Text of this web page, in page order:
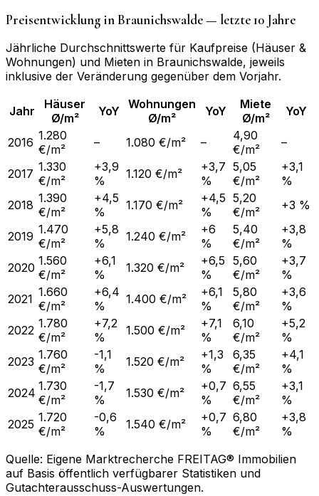
Preisentwicklung inBraunichswalde— letzte 10 Jahre
Jährliche Durchschnittswerte für Kaufpreise (Häuser &
Wohnungen) und Mieten in Braunichswalde, jeweils
inklusive der Veränderung gegenüber dem Vorjahr.
Jahr
Häuser
Ø/m²
YoY
Wohnungen
Ø/m²
YoY
Miete
Ø/m²
YoY
2016 1.280
€/m²
– 1.080 €/m² –
4,90
€/m²
–
2017 1.330
€/m²
+3,9
%
1.120 €/m²
+3,7
%
5,05
€/m²
+3,1
%
2018 1.390
€/m²
+4,5
%
1.170 €/m²
+4,5
%
5,20
€/m²
+3 %
2019 1.470
€/m²
+5,8
%
1.240 €/m²
+6
%
5,40
€/m²
+3,8
%
2020 1.560
€/m²
+6,1
%
1.320 €/m²
+6,5
%
5,60
€/m²
+3,7
%
2021 1.660
€/m²
+6,4
%
1.400 €/m²
+6,1
%
5,80
€/m²
+3,6
%
2022 1.780
€/m²
+7,2
%
1.500 €/m²
+7,1
%
6,10
€/m²
+5,2
%
2023 1.760
€/m²
-1,1
%
1.520 €/m²
+1,3
%
6,35
€/m²
+4,1
%
2024 1.730
€/m²
-1,7
%
1.530 €/m²
+0,7
%
6,55
€/m²
+3,1
%
2025 1.720
€/m²
-0,6
%
1.540 €/m²
+0,7
%
6,80
€/m²
+3,8
%
Quelle: Eigene Marktrecherche FREITAG® Immobilien
auf Basis öffentlich verfügbarer Statistiken und
Gutachterausschuss-Auswertungen.